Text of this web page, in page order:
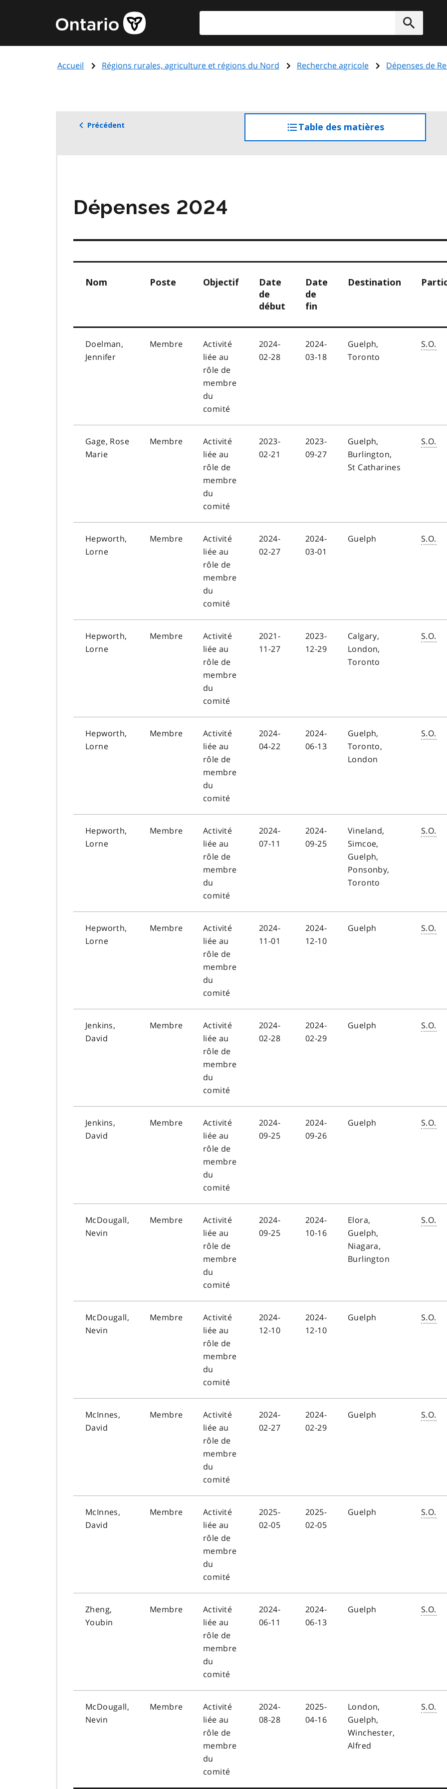
principal
Page
d'accueil
de
Accueil Régions rurales, agriculture et régions du Nord Recherche agricole Dépenses de
Précédent Table des matièresaccéder
à
Dépenses 2024
Nom Poste Objectif
Date
de
début
Date
de
fin
Destination
Doelman,
Jennifer
Membre
Activité
liée au
rôle de
membre
du
comité
2024-
02-28
2024-
03-18
Guelph,
Toronto
S.O.
Gage, Rose
Marie
Membre
Activité
liée au
rôle de
membre
du
comité
2023-
02-21
2023-
09-27
Guelph,
Burlington,
St Catharines
S.O.
Hepworth,
Lorne
Membre
Activité
liée au
rôle de
membre
du
comité
2024-
02-27
2024-
03-01
Guelph S.O.
Hepworth,
Lorne
Membre
Activité
liée au
rôle de
membre
du
comité
2021-
11-27
2023-
12-29
Calgary,
London,
Toronto
S.O.
Hepworth,
Lorne
Membre
Activité
liée au
rôle de
membre
du
comité
2024-
04-22
2024-
06-13
Guelph,
Toronto,
London
S.O.
Hepworth,
Lorne
Membre
Activité
liée au
rôle de
membre
du
comité
2024-
07-11
2024-
09-25
Vineland,
Simcoe,
Guelph,
Ponsonby,
Toronto
S.O.
Hepworth,
Lorne
Membre
Activité
liée au
rôle de
membre
du
comité
2024-
11-01
2024-
12-10
Guelph S.O.
Jenkins,
David
Membre
Activité
liée au
rôle de
membre
du
comité
2024-
02-28
2024-
02-29
Guelph S.O.
Jenkins,
David
Membre
Activité
liée au
rôle de
membre
du
comité
2024-
09-25
2024-
09-26
Guelph S.O.
McDougall,
Nevin
Membre
Activité
liée au
rôle de
membre
du
comité
2024-
09-25
2024-
10-16
Elora,
Guelph,
Niagara,
Burlington
S.O.
McDougall,
Nevin
Membre
Activité
liée au
rôle de
membre
du
comité
2024-
12-10
2024-
12-10
Guelph S.O.
McInnes,
David
Membre
Activité
liée au
rôle de
membre
du
comité
2024-
02-27
2024-
02-29
Guelph S.O.
McInnes,
David
Membre
Activité
liée au
rôle de
membre
du
comité
2025-
02-05
2025-
02-05
Guelph S.O.
Zheng,
Youbin
Membre
Activité
liée au
rôle de
membre
du
comité
2024-
06-11
2024-
06-13
Guelph S.O.
McDougall,
Nevin
Membre
Activité
liée au
rôle de
membre
du
comité
2024-
08-28
2025-
04-16
London,
Guelph,
Winchester,
Alfred
S.O.